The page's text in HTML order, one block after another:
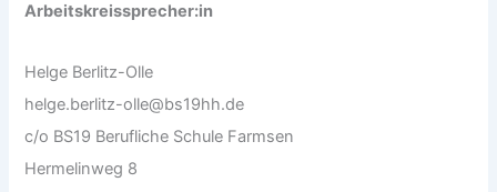
Arbeitskreissprecher:in
Helge Berlitz-Olle
helge.berlitz-olle@bs19hh.de
c/o BS19 Berufliche Schule Farmsen
Hermelinweg 8